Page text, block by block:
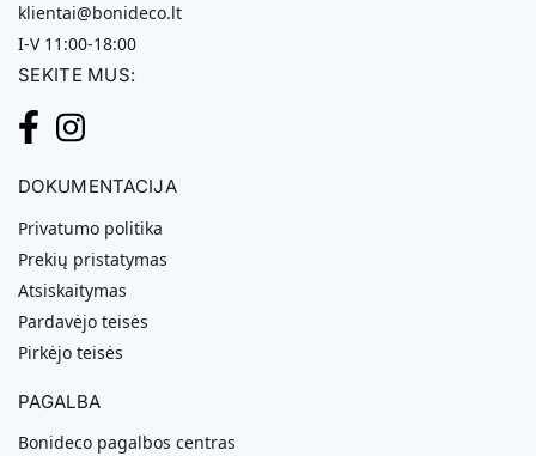
klientai@bonideco.lt
I-V 11:00-18:00
SEKITE MUS:
DOKUMENTACIJA
Privatumo politika
Prekių pristatymas
Atsiskaitymas
Pardavėjo teisės
Pirkėjo teisės
PAGALBA
Bonideco pagalbos centras